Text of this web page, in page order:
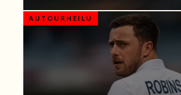
AUTOURHEILU